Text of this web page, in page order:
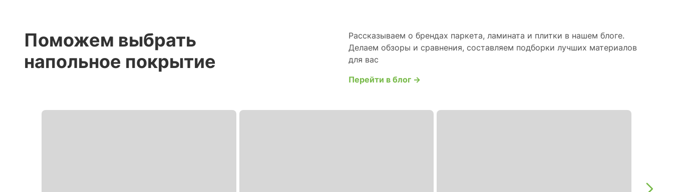
Поможем выбрать
напольное покрытие
Рассказываем о брендах паркета, ламината и плитки в нашем блоге.
Делаем обзоры и сравнения, составляем подборки лучших материалов
для вас
Перейти в блог →